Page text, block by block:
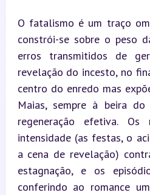
O fatalismo é um traço
constrói-se sobre o peso
erros transmitidos de
revelação do incesto, no
centro do enredo mas
Maias, sempre à beira do
regeneração efetiva.
intensidade (as festas, o
a cena de revelação)
estagnação, e os
conferindo ao romance